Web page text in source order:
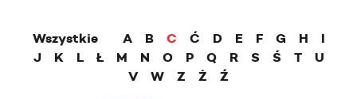
Wszystkie A B C Ć D E F G H
I
J
K L Ł M N O P Q R S Ś T
U
V
W Z Ż
Ź